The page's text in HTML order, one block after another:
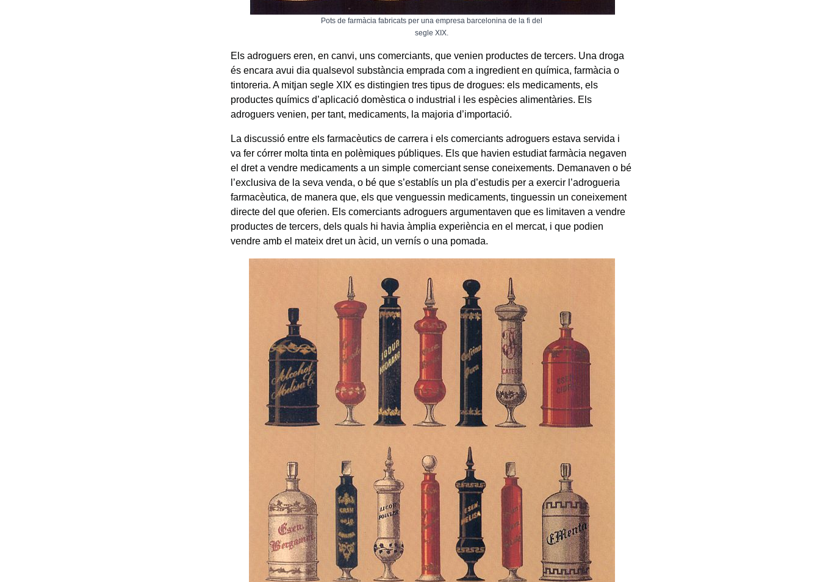
Pots de farmàcia fabricats per una empresa barcelonina de la fi del
segle XIX.
Els adroguers eren, en canvi, uns comerciants, que venien productes de tercers. Una droga
és encara avui dia qualsevol substància emprada com a ingredient en química, farmàcia o
tintoreria. A mitjan segle XIX es distingien tres tipus de drogues: els medicaments, els
productes químics d’aplicació domèstica o industrial i les espècies alimentàries. Els
adroguers venien, per tant, medicaments, la majoria d’importació.
La discussió entre els farmacèutics de carrera i els comerciants adroguers estava servida i
va fer córrer molta tinta en polèmiques públiques. Els que havien estudiat farmàcia negaven
el dret a vendre medicaments a un simple comerciant sense coneixements. Demanaven o bé
l’exclusiva de la seva venda, o bé que s’establís un pla d’estudis per a exercir l’adrogueria
farmacèutica, de manera que, els que venguessin medicaments, tinguessin un coneixement
directe del que oferien. Els comerciants adroguers argumentaven que es limitaven a vendre
productes de tercers, dels quals hi havia àmplia experiència en el mercat, i que podien
vendre amb el mateix dret un àcid, un vernís o una pomada.